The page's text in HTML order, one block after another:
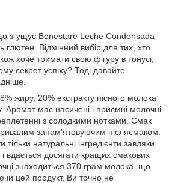
згущує Benestare Leche Condensada
глютен. Відмінний вибір для тих, хто
хоче тримати свою фігуру в тонусі,
секрет успіху? Тоді давайте
жиру, 20% екстракту пісного молока
Аромат має насичені і приємні молочні
з солодкими нотками. Смак
запам'ятовуючим післясмаком.
натуральні інгредієнти завдяки
вдається досягати кращих смакових
знаходиться 370 грам молока, що
цей продукт, Ви точно не